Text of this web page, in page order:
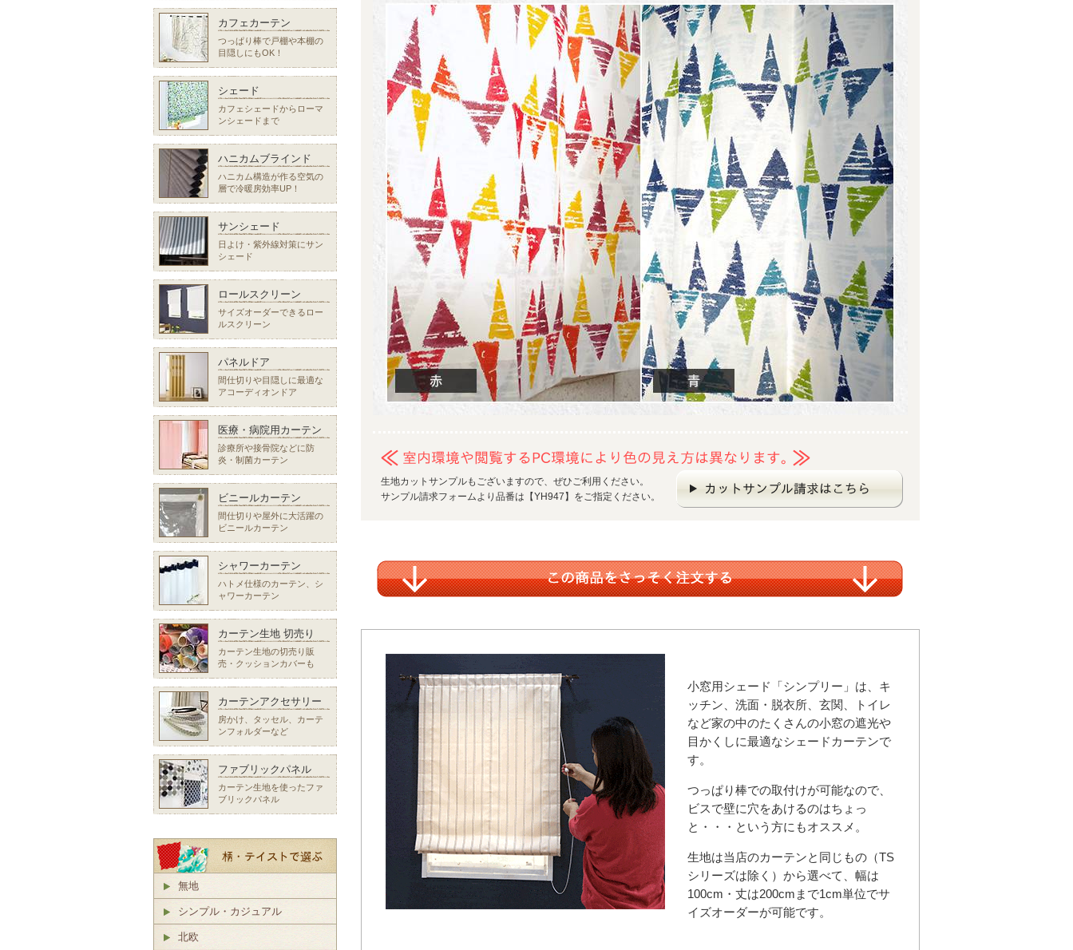
生地カットサンプルもございますので、ぜひご利用ください。
サンプル請求フォームより品番は【YH947】をご指定ください。
小窓用シェード「シンプリー」は、キ
ッチン、洗面・脱衣所、玄関、トイレ
など家の中のたくさんの小窓の遮光や
目かくしに最適なシェードカーテンで
す。
つっぱり棒での取付けが可能なので、
ビスで壁に穴をあけるのはちょっ
と・・・という方にもオススメ。
生地は当店のカーテンと同じもの（TS
シリーズは除く）から選べて、幅は
100cm・丈は200cmまで1cm単位でサ
イズオーダーが可能です。
カフェカーテン
つっぱり棒で戸棚や本棚の
目隠しにもOK！
シェード
カフェシェードからローマ
ンシェードまで
ハニカムブラインド
ハニカム構造が作る空気の
層で冷暖房効率UP！
サンシェード
日よけ・紫外線対策にサン
シェード
ロールスクリーン
サイズオーダーできるロー
ルスクリーン
パネルドア
間仕切りや目隠しに最適な
アコーディオンドア
医療・病院用カーテン
診療所や接骨院などに防
炎・制菌カーテン
ビニールカーテン
間仕切りや屋外に大活躍の
ビニールカーテン
シャワーカーテン
ハトメ仕様のカーテン、シ
ャワーカーテン
カーテン生地 切売り
カーテン生地の切売り販
売・クッションカバーも
カーテンアクセサリー
房かけ、タッセル、カーテ
ンフォルダーなど
ファブリックパネル
カーテン生地を使ったファ
ブリックパネル
無地
シンプル・カジュアル
北欧